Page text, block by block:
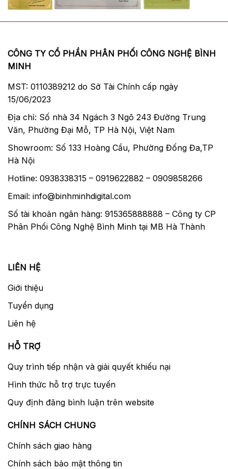
Chiếc máy ảnh Canon EOS R được trang bị
biến sử dụng công nghệ Dual-pixel AF cho
khả năng lấy nét nhanh, chính xác hơn, khả
năng bám nét liên tục khi quay video và chip
xử lý hình ảnh DIGIC 8 giúp quay được
chụp thiếu sáng tốt hơn và giúp tăng cường
khả năng chống rung và cho chất lượng
hình ảnh vượt trội.
Canon EOS R sử dụng bộ xử lý hình ảnh
DIGIC 8, dải ISO từ 100-40.000, tương tự như
của 6D Mark II. Phạm vi dải ISO mở rộng có
giúp khử hiện tượng moiré xuất hiện trên
Khả năng tự động lấy nét và chụp liên tục
Canon R sử dụng công nghệ Dual Pixel
mượt mà và nhanh chóng với hệ thống lấy
nét tự động 5.655 điểm. Về khả năng chụp
khung hình/giây với Servo AF (AF liên tục).
nhớ đệm cao nhất lên đến 100 ảnh JPG độ
RAW.
CÔNG TY CỔ PHẦN PHÂN PHỐI CÔNG NGHỆ BÌNH
MINH
MST: 0110389212 do Sở Tài Chính cấp ngày
15/06/2023
Địa chỉ: Số nhà 34 Ngách 3 Ngõ 243 Đường Trung
Văn, Phường Đại Mỗ, TP Hà Nội, Việt Nam
Showroom: Số 133 Hoàng Cầu, Phường Đống Đa,TP
Hà Nội
Hotline: 0938338315 – 0919622882 – 0909858266
Email: info@binhminhdigital.com
Số tài khoản ngân hàng: 915365888888 – Công ty CP
Phân Phối Công Nghệ Bình Minh tại MB Hà Thành
LIÊN HỆ
Giới thiệu
Tuyển dụng
Liên hệ
HỖ TRỢ
Quy trình tiếp nhận và giải quyết khiếu nại
Hình thức hỗ trợ trực tuyến
Quy định đăng bình luận trên website
CHÍNH SÁCH CHUNG
Chính sách giao hàng
Chính sách bảo mật thông tin